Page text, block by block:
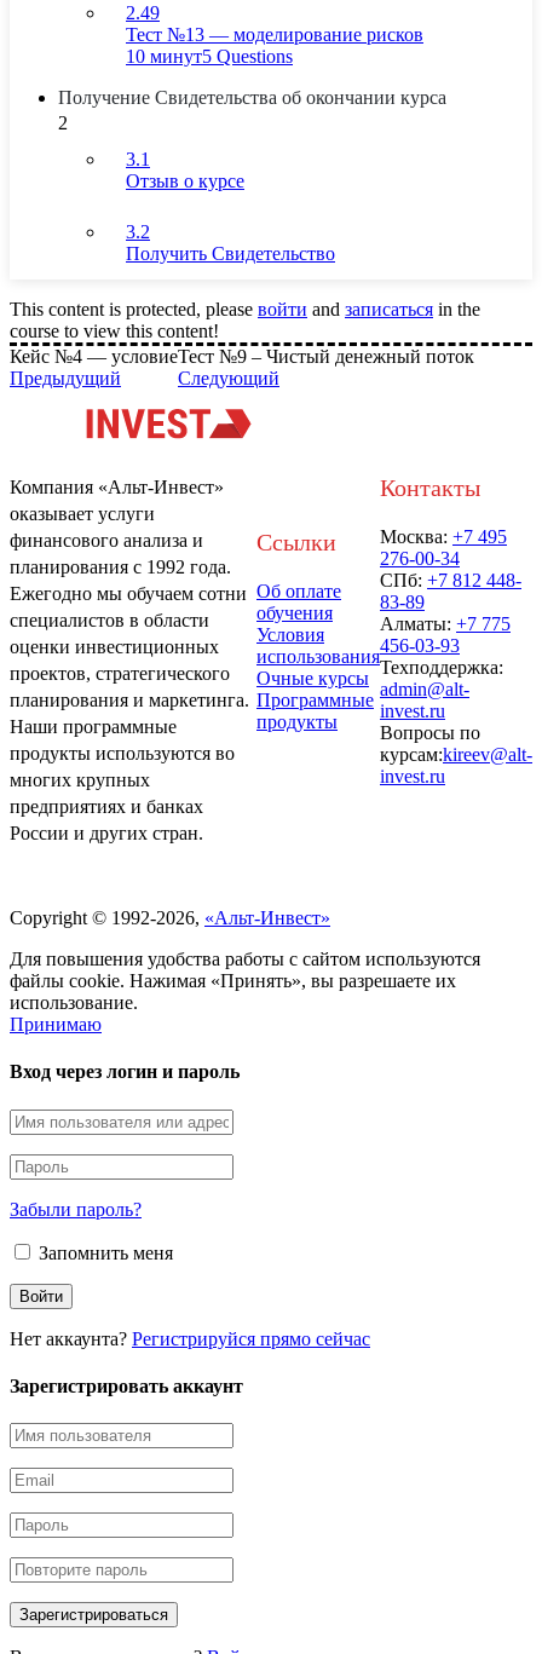
2.49
Тест №13 — моделирование рисков
10 минут5 Questions
Получение Свидетельства об окончании курса
2
3.1
Отзыв о курсе
3.2
Получить Свидетельство
This content is protected, please войти and записаться in the
course to view this content!
Кейс №4 — условие
Предыдущий
Тест №9 – Чистый денежный поток
Следующий
Компания «Альт-Инвест»
оказывает услуги
финансового анализа и
планирования с 1992 года.
Ежегодно мы обучаем сотни
специалистов в области
оценки инвестиционных
проектов, стратегического
планирования и маркетинга.
Наши программные
продукты используются во
многих крупных
предприятиях и банках
России и других стран.
Ссылки
Об оплате
обучения
Условия
использования
Очные курсы
Программные
продукты
Контакты
Москва: +7 495
276-00-34
СПб: +7 812 448-
83-89
Алматы: +7 775
456-03-93
Техподдержка:
admin@alt-
invest.ru
Вопросы по
курсам:kireev@alt-
invest.ru
Copyright © 1992-2026, «Альт-Инвест»
Для повышения удобства работы с сайтом используются
файлы cookie. Нажимая «Принять», вы разрешаете их
использование.
Принимаю
Вход через логин и пароль
Забыли пароль?
Запомнить меня
Нет аккаунта? Регистрируйся прямо сейчас
Зарегистрировать аккаунт